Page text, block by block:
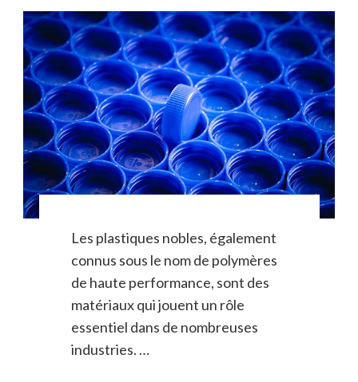
Les plastiques nobles, également
connus sous le nom de polymères
de haute performance, sont des
matériaux qui jouent un rôle
essentiel dans de nombreuses
industries. …